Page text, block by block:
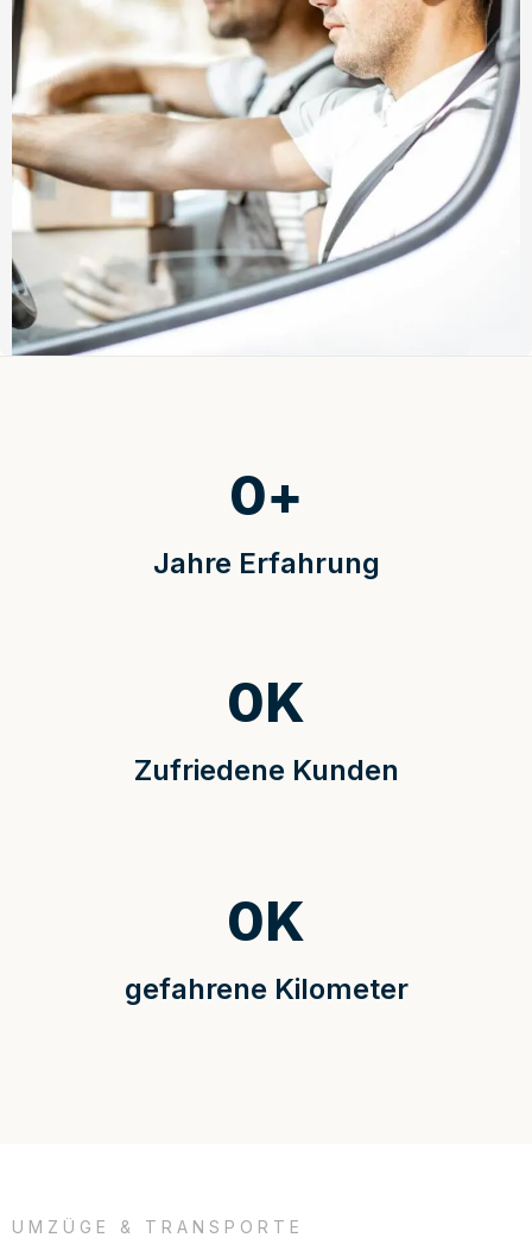
Jahre Erfahrung
0+
Zufriedene Kunden
0K
gefahrene Kilometer
0K
UMZÜGE & TRANSPORTE